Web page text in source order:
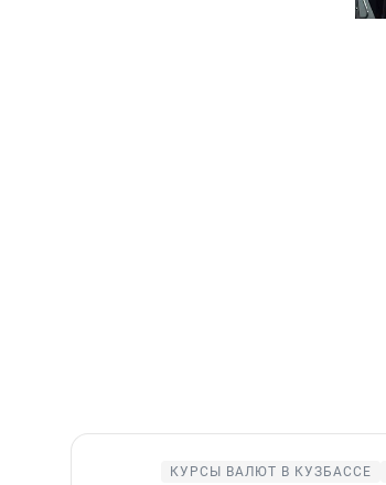
КУРСЫ ВАЛЮТ В КУЗБАССЕ